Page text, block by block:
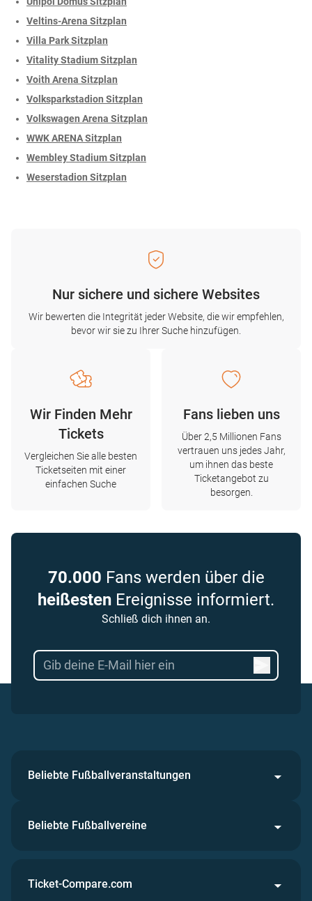
Veltins-Arena Sitzplan
Villa Park Sitzplan
Vitality Stadium Sitzplan
Voith Arena Sitzplan
Volksparkstadion Sitzplan
Volkswagen Arena Sitzplan
WWK ARENA Sitzplan
Wembley Stadium Sitzplan
Weserstadion Sitzplan
Nur sichere und sichere Websites
Wir bewerten die Integrität jeder Website, die wir empfehlen,
bevor wir sie zu Ihrer Suche hinzufügen.
Wir Finden Mehr
Tickets
Vergleichen Sie alle besten
Ticketseiten mit einer
einfachen Suche
Fans lieben uns
Über 2,5 Millionen Fans
vertrauen uns jedes Jahr,
um ihnen das beste
Ticketangebot zu
besorgen.
70.000 Fans werden über die
heißesten Ereignisse informiert.
Schließ dich ihnen an.
Beliebte Fußballveranstaltungen
Beliebte Fußballvereine
Ticket-Compare.com